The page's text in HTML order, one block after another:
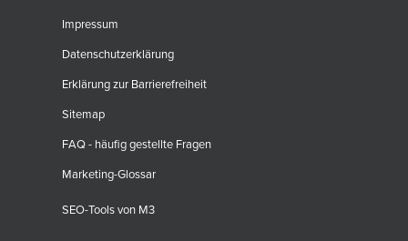
Impressum
Datenschutzerklärung
Erklärung zur Barrierefreiheit
Sitemap
FAQ - häufig gestellte Fragen
Marketing-Glossar
SEO-Tools von M3